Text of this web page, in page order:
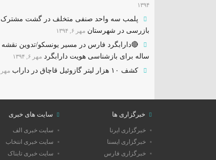
۱۳۹۴
پلمب سه واحد صنفی متخلف در گشت مشترک
بازرسی در شهرستان مهر ۶, ۱۳۹۴
ساله برای بازشناسی هویت دارابگرد مهر ۶, ۱۳۹۴
کشف ۱۰ هزار لیتر گازوئیل قاچاق در داراب مهر ۶, ۱۳۹۴
خبرگزاری ها
خبرگزاری ایرنا
خبرگزاری ایسنا
خبرگزاری فارس
سایت های خبری
سایت خبری الف
سایت خبری انتخاب
سایت خبری تابناک